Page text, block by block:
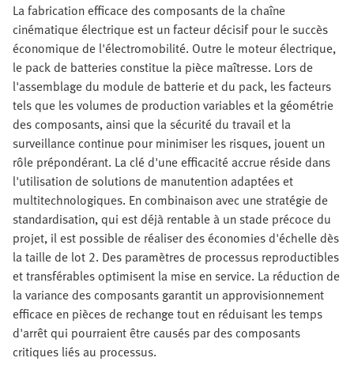
La fabrication efficace des composants de la chaîne
cinématique électrique est un facteur décisif pour le succès
économique de l'électromobilité. Outre le moteur électrique,
le pack de batteries constitue la pièce maîtresse. Lors de
l'assemblage du module de batterie et du pack, les facteurs
tels que les volumes de production variables et la géométrie
des composants, ainsi que la sécurité du travail et la
surveillance continue pour minimiser les risques, jouent un
rôle prépondérant. La clé d'une efficacité accrue réside dans
l'utilisation de solutions de manutention adaptées et
multitechnologiques. En combinaison avec une stratégie de
standardisation, qui est déjà rentable à un stade précoce du
projet, il est possible de réaliser des économies d'échelle dès
la taille de lot 2. Des paramètres de processus reproductibles
et transférables optimisent la mise en service. La réduction de
la variance des composants garantit un approvisionnement
efficace en pièces de rechange tout en réduisant les temps
d'arrêt qui pourraient être causés par des composants
critiques liés au processus.